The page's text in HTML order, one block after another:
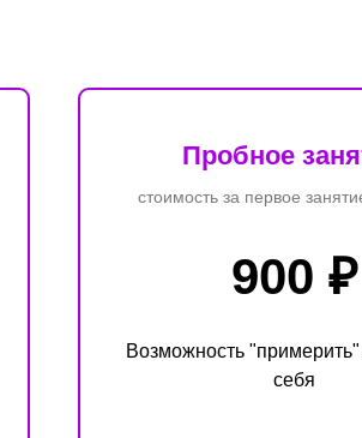
Пробное
стоимость за первое
900 ₽
Возможность "примерить"
себя